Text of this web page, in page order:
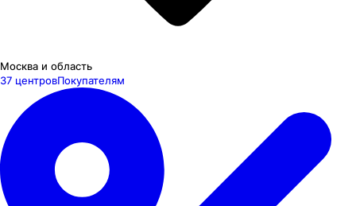
Москва и область
37 центровПокупателям